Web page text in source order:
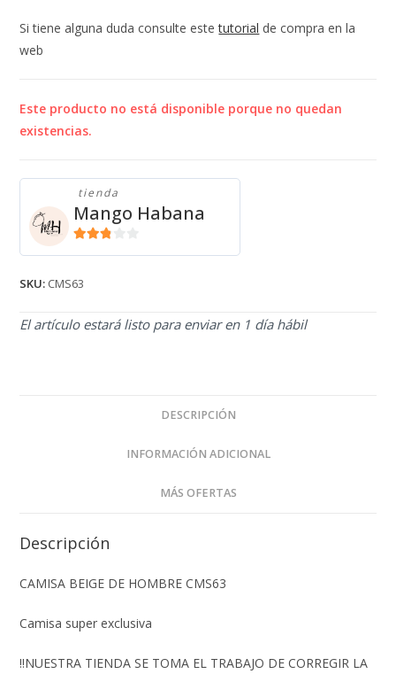
Si tiene alguna duda consulte estetutorial de compra en la
web
Este producto no está disponible porque no quedan
existencias.
tienda
Mango Habana
SKU: CMS63
El artículo estará listo para enviar en 1 día hábil
DESCRIPCIÓN
INFORMACIÓN ADICIONAL
MÁS OFERTAS
Descripción
CAMISA BEIGE DE HOMBRE CMS63
Camisa super exclusiva
‼️NUESTRA TIENDA SE TOMA EL TRABAJO DE CORREGIR LA